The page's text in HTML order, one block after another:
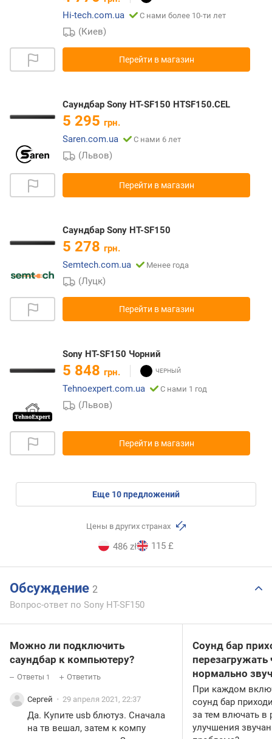
Hi-tech.com.ua
С нами более 10-ти лет
(Киев)
Перейти в магазин
Саундбар Sony HT-SF150 HTSF150.CEL
5 295 грн.
Saren.com.ua
С нами 6 лет
(Львов)
Перейти в магазин
Саундбар Sony HT-SF150
5 278 грн.
Semtech.com.ua
Менее года
(Луцк)
Перейти в магазин
Sony HT-SF150 Чорний
5 848 грн.
Tehnoexpert.com.ua
С нами 1 год
(Львов)
Перейти в магазин
eще 10предложений
Цены в других странах
486 zł 115 £
Обсуждение 2
Вопрос-ответ по Sony HT-SF150
Можно ли подключить
саундбар к компьютеру?
Ответы 1 Ответить
Сергей 29 апреля 2021, 22:37
Да. Купите usb блютуз. Сначала
на тв вешал, затем к компу
Соунд бар
нормально
При каждом
соунд бар
за тем влючать в
улучшения